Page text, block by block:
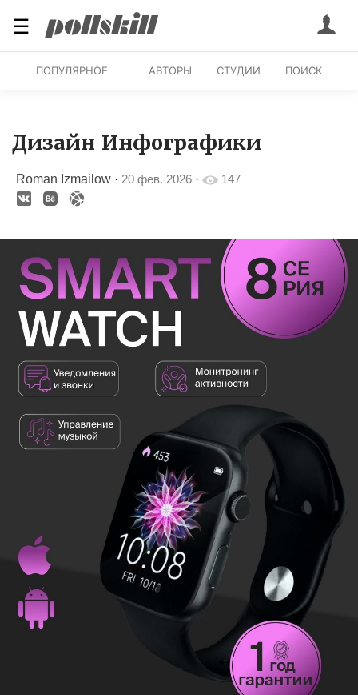
☰
ПОПУЛЯРНОЕ АВТОРЫ СТУДИИ ПОИСК
Дизайн Инфографики
Roman Izmailow · 20 фев. 2026 · 147